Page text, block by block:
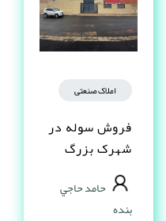
املاک صنعتی
فروش سوله در
شهرک بزرگ
اصفهان فاز یک
حامد حاجي
بنده